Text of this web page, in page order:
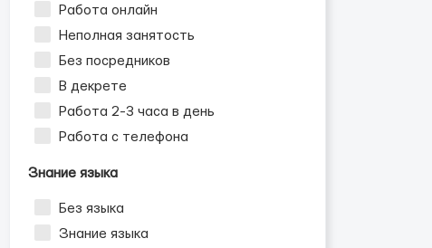
Работа онлайн
Неполная занятость
Без посредников
В декрете
Работа 2-3 часа в день
Работа с телефона
Знание языка
Без языка
Знание языка